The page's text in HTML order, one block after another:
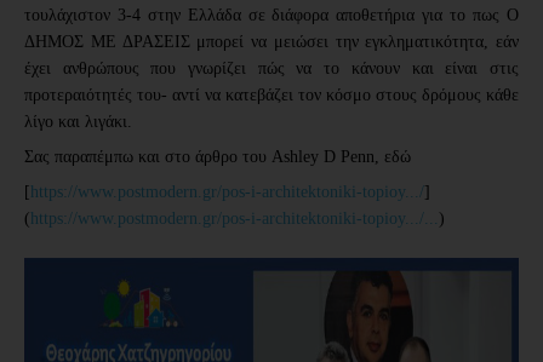
τουλάχιστον 3-4 στην Ελλάδα σε διάφορα αποθετήρια για το πως Ο
ΔΗΜΟΣ ΜΕ ΔΡΑΣΕΙΣ μπορεί να μειώσει την εγκληματικότητα, εάν
έχει ανθρώπους που γνωρίζει πώς να το κάνουν και είναι στις
προτεραιότητές του- αντί να κατεβάζει τον κόσμο στους δρόμους κάθε
λίγο και λιγάκι.
Σας παραπέμπω και στο άρθρο του Ashley D Penn, εδώ
[https://www.postmodern.gr/pos-i-architektoniki-topioy.../]
(https://www.postmodern.gr/pos-i-architektoniki-topioy.../... )